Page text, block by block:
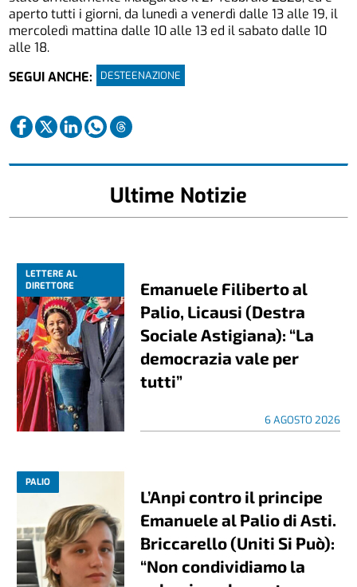
aperto tutti i giorni, da lunedì a venerdì dalle 13 alle 19, il
mercoledì mattina dalle 10 alle 13 ed il sabato dalle 10
alle 18.
SEGUI ANCHE:
DESTEENAZIONE
Ultime Notizie
LETTERE AL
DIRETTORE
Emanuele Filiberto al
Palio, Licausi (Destra
Sociale Astigiana): “La
democrazia vale per
tutti”
6 AGOSTO 2026
PALIO
L’Anpi contro il principe
Emanuele al Palio di Asti.
Briccarello (Uniti Si Può):
“Non condividiamo la